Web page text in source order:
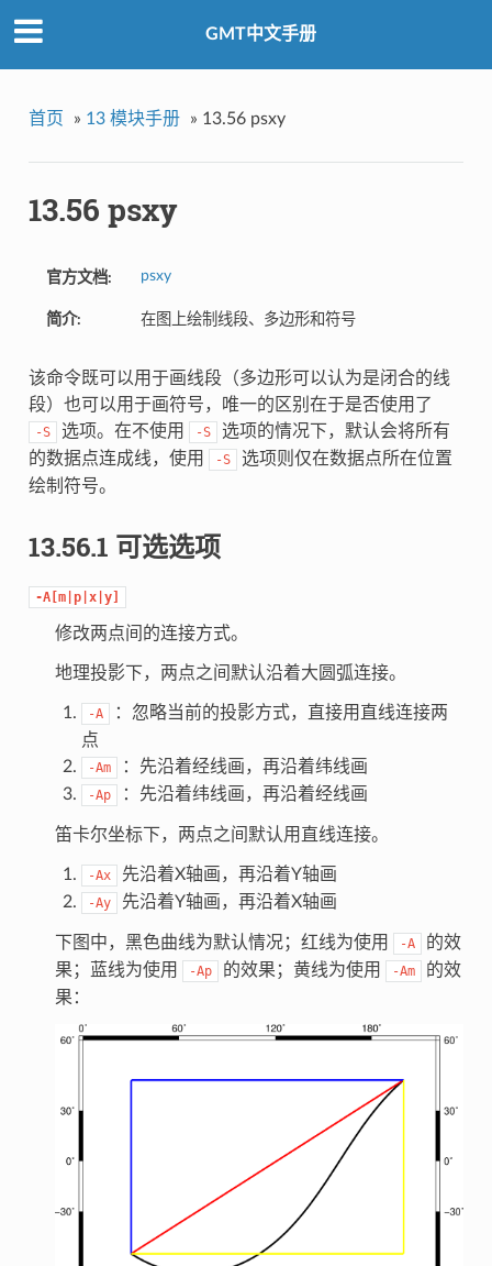
GMT中文手册
首页 » 13 模块手册 » 13.56 psxy
13.56 psxy
官方文档: psxy
简介: 在图上绘制线段、多边形和符号
该命令既可以用于画线段（多边形可以认为是闭合的线
段）也可以用于画符号，唯一的区别在于是否使用了
-S 选项。在不使用 -S
选项的情况下，默认会将所有
的数据点连成线，使用
-S
选项则仅在数据点所在位置
绘制符号。
13.56.1 可选选项
-A[m|p|x|y]
修改两点间的连接方式。
地理投影下，两点之间默认沿着大圆弧连接。
-A
：忽略当前的投影方式，直接用直线连接两
点
-Am ：先沿着经线画，再沿着纬线画
-Ap ：先沿着纬线画，再沿着经线画
笛卡尔坐标下，两点之间默认用直线连接。
-Ax 先沿着X轴画，再沿着Y轴画
-Ay 先沿着Y轴画，再沿着X轴画
下图中，黑色曲线为默认情况；红线为使用 -A
的效
果；蓝线为使用
-Ap 的效果；黄线为使用 -Am
的效
果：